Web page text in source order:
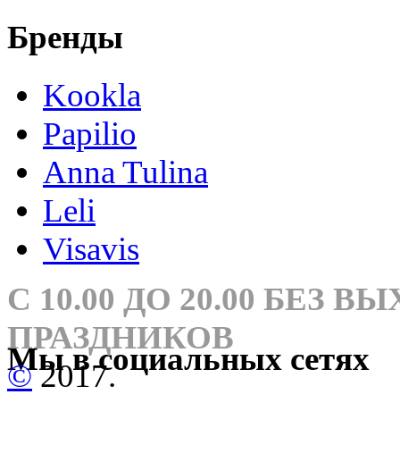
Бренды
Kookla
Papilio
Anna Tulina
Leli
Visavis
Мы в социальных сетях
С 10.00 ДО 20.00 БЕЗ
ПРАЗДНИКОВ
©2017.